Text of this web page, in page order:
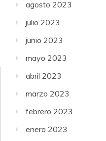
agosto 2023
julio 2023
junio 2023
mayo 2023
abril 2023
marzo 2023
febrero 2023
enero 2023